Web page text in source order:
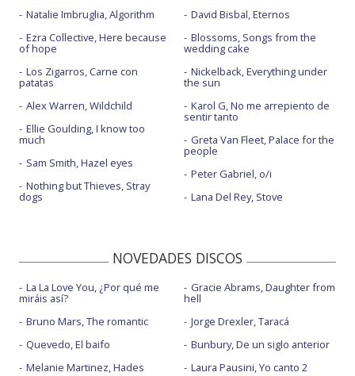
Natalie Imbruglia, Algorithm
Ezra Collective, Here because
of hope
Los Zigarros, Carne con
patatas
Alex Warren, Wildchild
Ellie Goulding, I know too
much
Sam Smith, Hazel eyes
Nothing but Thieves, Stray
dogs
David Bisbal, Eternos
Blossoms, Songs from the
wedding cake
Nickelback, Everything under
the sun
Karol G, No me arrepiento de
sentir tanto
Greta Van Fleet, Palace for the
people
Peter Gabriel, o/i
Lana Del Rey, Stove
NOVEDADES DISCOS
La La Love You, ¿Por qué me
miráis así?
Bruno Mars, The romantic
Quevedo, El baifo
Melanie Martinez, Hades
Gracie Abrams, Daughter from
hell
Jorge Drexler, Taracá
Bunbury, De un siglo anterior
Laura Pausini, Yo canto 2